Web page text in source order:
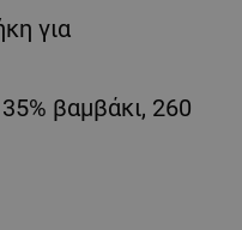
για
βαμβάκι, 260